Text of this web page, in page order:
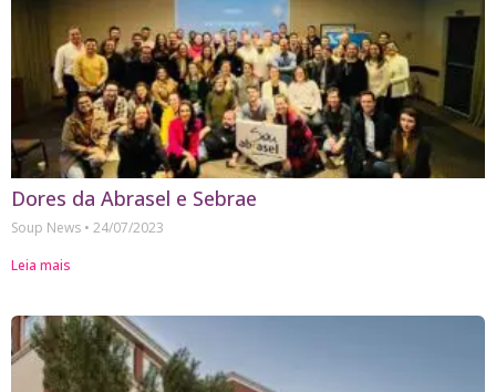
Dores da Abrasel e Sebrae
Soup News
24/07/2023
Leia mais